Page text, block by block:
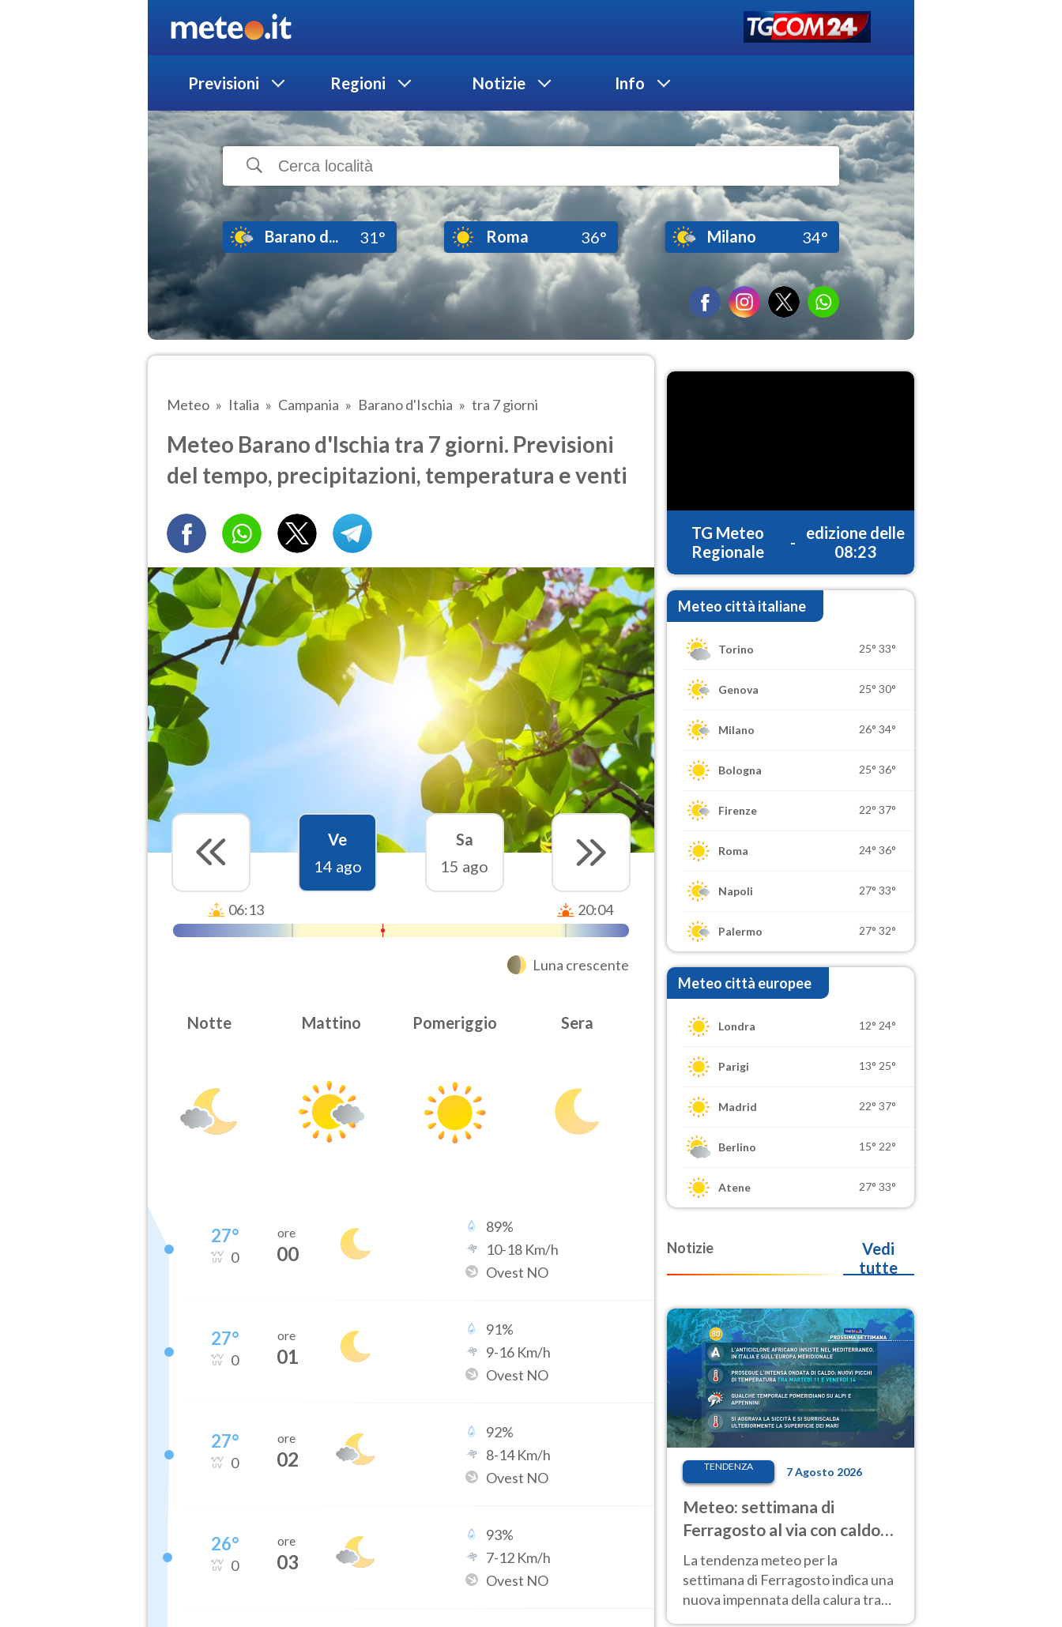
Previsioni Regioni Notizie Info
Barano d... 31° Roma 36° Milano 34°
Meteo Italia Campania Barano d'Ischia tra 7 giorni
Meteo Barano d'Ischia tra 7 giorni. Previsioni
del tempo, precipitazioni, temperatura e venti
Ve
14 ago
Sa
15 ago
06:13 20:04
Luna crescente
Notte Mattino Pomeriggio Sera
27°
0
ore
00
89%
10-18 Km/h
Ovest NO
27°
0
ore
01
91%
9-16 Km/h
Ovest NO
27°
0
ore
02
92%
8-14Km/h
Ovest NO
26°
0
ore
03
93%
7-12 Km/h
Ovest NO
TG Meteo
Regionale
-
edizione delle
08:23
Meteo città italiane
Torino 25° 33°
Genova 25° 30°
Milano 26° 34°
Bologna 25° 36°
Firenze 22° 37°
Roma 24° 36°
Napoli 27° 33°
Palermo 27° 32°
Meteo città europee
Londra 12° 24°
Parigi 13° 25°
Madrid 22° 37°
Berlino 15° 22°
Atene 27° 33°
Notizie
Vedi
tutte
TENDENZA 7 Agosto 2026
Meteo: settimana di
Ferragosto al via con caldo
intenso e qualche temporale
La tendenza meteo per la
settimana di Ferragosto indica una
nuova impennata della calura tra